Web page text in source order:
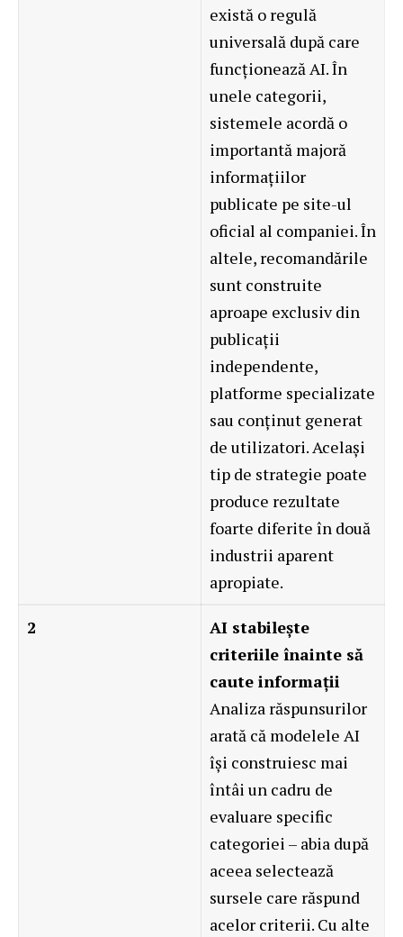
există o regulă
universală după care
funcționează AI. În
unele categorii,
sistemele acordă o
importantă majoră
informațiilor
publicate pe site-ul
oficial al companiei. În
altele, recomandările
sunt construite
aproape exclusiv din
publicații
independente,
platforme specializate
sau conținut generat
de utilizatori. Același
tip de strategie poate
produce rezultate
foarte diferite în două
industrii aparent
apropiate.
2
AI stabilește
criteriile înainte să
caute informații
Analiza răspunsurilor
arată că modelele AI
își construiesc mai
întâi un cadru de
evaluare specific
categoriei – abia după
aceea selectează
sursele care răspund
acelor criterii. Cu alte